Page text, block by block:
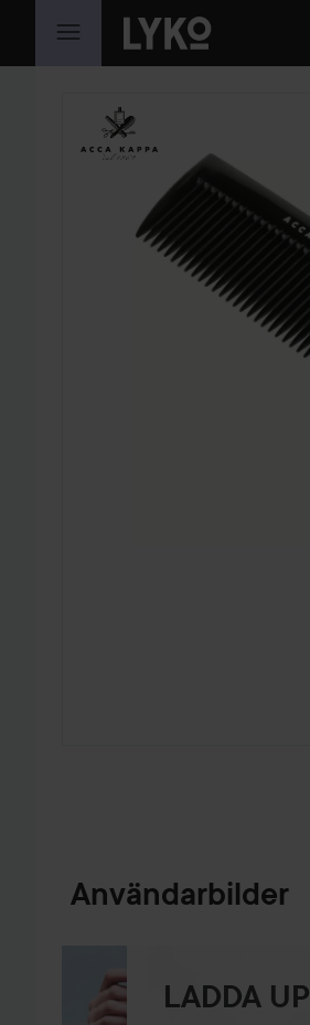
HOPPA TILL INNEHÅLLET
HOPPA ÖVER SEKTIONEN
Användarbilder
LADDA